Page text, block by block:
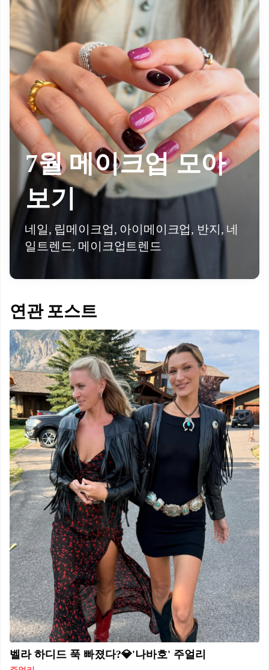
7월 메이크업 모아
보기
네일, 립메이크업, 아이메이크업, 반지, 네
일트렌드, 메이크업트렌드
연관 포스트
벨라 하디드 푹 빠졌다?💎'나바호' 주얼리